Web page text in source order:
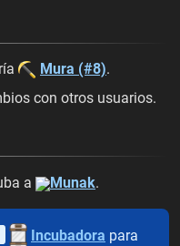
Mura (#8).
con otros usuarios.
a Munak.
Incubadora para